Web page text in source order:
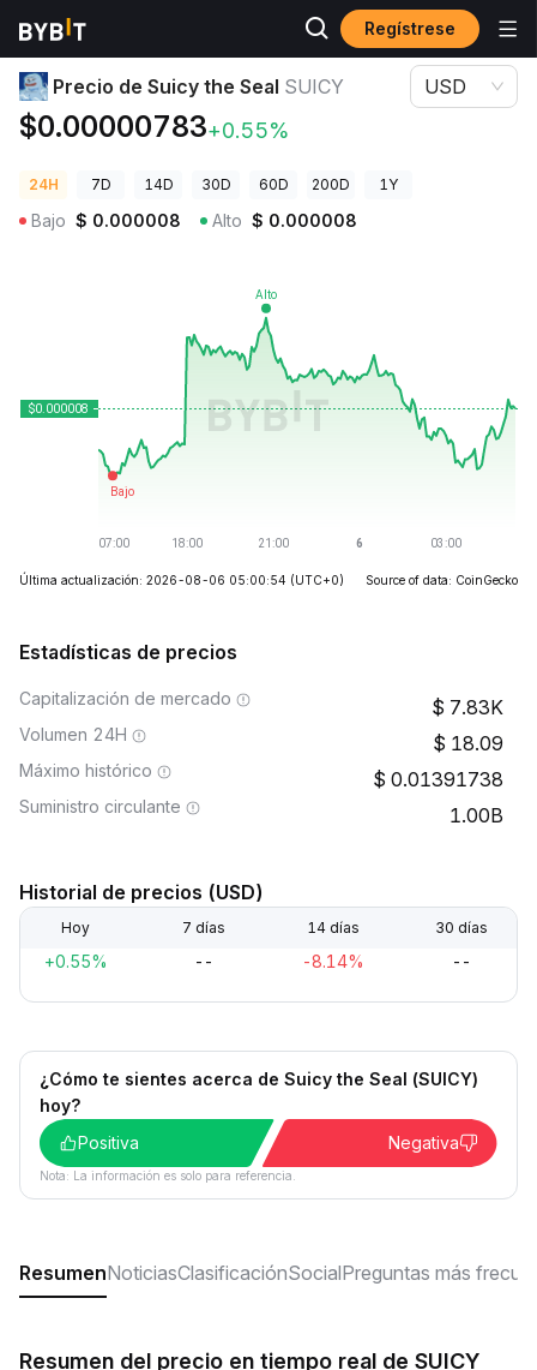
Regístrese
Precios de Criptomonedas Precio de Suicy the Seal SUICY
Precio de Suicy the Seal SUICY
$0.00000783+0.55%
USD
24H 7D 14D 30D 60D 200D 1Y
Bajo $ 0.000008 Alto $ 0.000008
Última actualización: 2026-08-06 05:00:54 (UTC+0) Source of data: CoinGecko
Estadísticas de precios
Capitalización de mercado 7.83K
Volumen 24H 18.09
Máximo histórico 0.01391738
Suministro circulante 1.00B
Historial de precios (USD)
Hoy 7 días 14 días 30 días
+0.55% -- -8.14% --
¿Cómo te sientes acerca de Suicy the Seal (SUICY)
hoy?
Positiva
Negativa
Nota: La información es solo para referencia.
ResumenNoticiasClasificaciónSocialPreguntas más
Resumen del precio en tiempo real de SUICY